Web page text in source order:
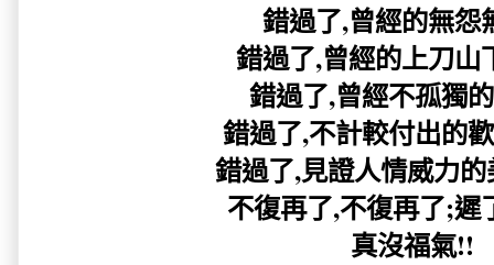
錯過了,曾經的無怨
錯過了,曾經的上刀山
錯過了,曾經不孤獨
錯過了,不計較付出的
錯過了,見證人情威力
不復再了,不復再了;遲
真沒福氣!!